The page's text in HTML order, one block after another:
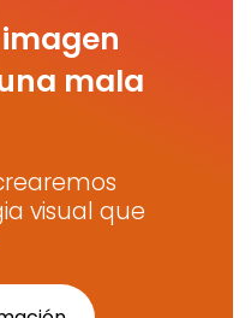
mala
visual que